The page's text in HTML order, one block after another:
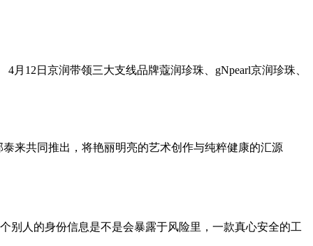
12日京润带领三大支线品牌蔻润珍珠、gNpearl京润珍珠、
来共同推出，将艳丽明亮的艺术创作与纯粹健康的汇源
别人的身份信息是不是会暴露于风险里，一款真心安全的工